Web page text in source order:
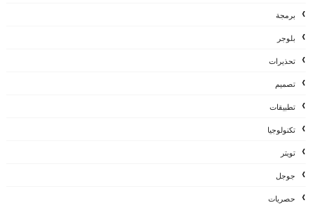
برمجة
بلوجر
تحذيرات
تصميم
تطبيقات
تكنولوجيا
تويتر
جوجل
حصريات